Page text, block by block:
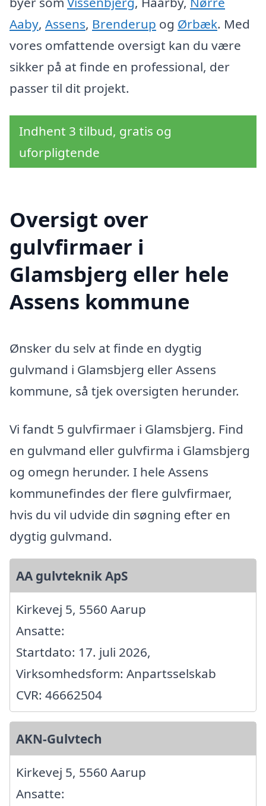
Aaby, Assens, Brenderup og Ørbæk. Med
vores omfattende oversigt kan du være
sikker på at finde en professional, der
passer til dit projekt.
Indhent 3 tilbud, gratis og
uforpligtende
Oversigt over
gulvfirmaer i
Glamsbjerg eller hele
Assens kommune
Ønsker du selv at finde en dygtig
gulvmand i Glamsbjerg eller Assens
kommune, så tjek oversigten herunder.
Vi fandt 5 gulvfirmaer i Glamsbjerg. Find
en gulvmand eller gulvfirma i Glamsbjerg
og omegn herunder. I hele Assens
kommunefindes der flere gulvfirmaer,
hvis du vil udvide din søgning efter en
dygtig gulvmand.
AA gulvteknik ApS
Kirkevej 5, 5560 Aarup
Ansatte:
Startdato: 17. juli 2026,
Virksomhedsform: Anpartsselskab
CVR: 46662504
AKN-Gulvtech
Kirkevej 5, 5560 Aarup
Ansatte: